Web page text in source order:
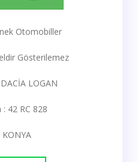
Otomobiller
Gösterilemez
LOGAN
42 RC 828
KONYA